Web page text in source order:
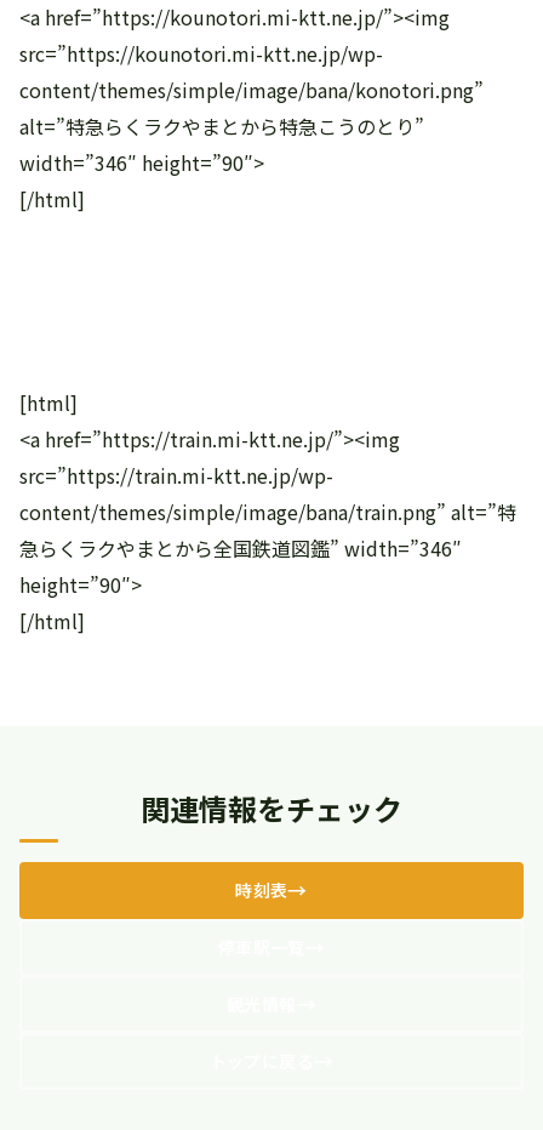
<a href=”https://kounotori.mi-ktt.ne.jp/”><img
src=”https://kounotori.mi-ktt.ne.jp/wp-
content/themes/simple/image/bana/konotori.png”
alt=”特急らくラクやまとから特急こうのとり”
width=”346″ height=”90″>
[/html]
[html]
<a href=”https://train.mi-ktt.ne.jp/”><img
src=”https://train.mi-ktt.ne.jp/wp-
content/themes/simple/image/bana/train.png” alt=”特
急らくラクやまとから全国鉄道図鑑” width=”346″
height=”90″>
[/html]
関連情報をチェック
時刻表